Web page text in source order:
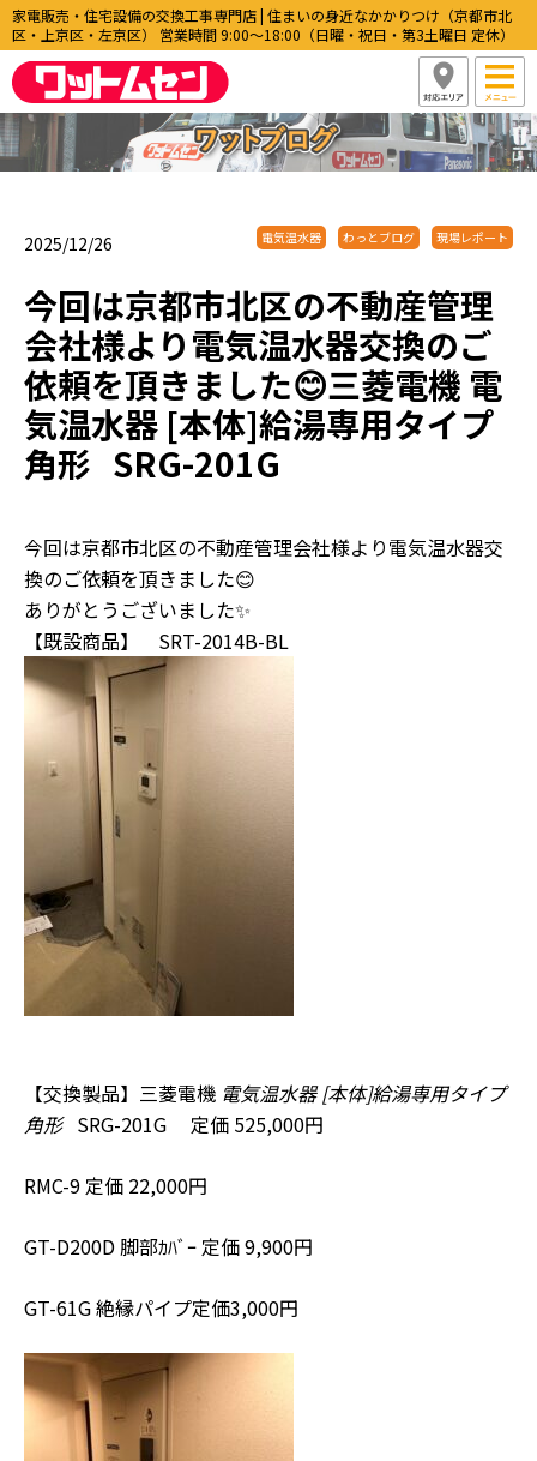
家電販売・住宅設備の交換工事専門店 | 住まいの身近なかかりつけ（京都市北
区・上京区・左京区） 営業時間 9:00〜18:00（日曜・祝日・第3土曜日 定休）
2025/12/26 電気温水器 わっとブログ 現場レポート
今回は京都市北区の不動産管理
会社様より電気温水器交換のご
依頼を頂きました😊三菱電機 電
気温水器 [本体]給湯専用タイプ
角形 SRG-201G
今回は京都市北区の不動産管理会社様より電気温水器交
換のご依頼を頂きました😊
ありがとうございました✨
【既設商品】 SRT-2014B-BL
【交換製品】三菱電機 電気温水器 [本体]給湯専用タイプ
角形 SRG-201G 定価 525,000円
RMC-9 定価 22,000円
GT-D200D 脚部ｶﾊﾞｰ 定価 9,900円
GT-61G 絶縁パイプ定価3,000円